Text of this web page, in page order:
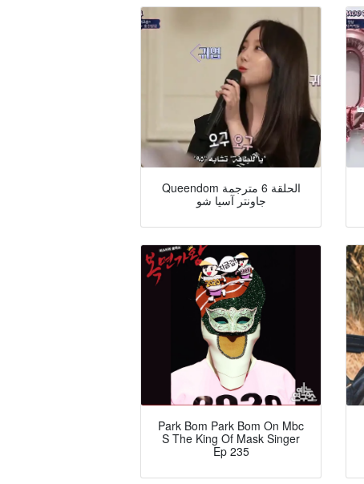
Queendom الحلقة 6 مترجمة
جاونتر آسيا شو
Park Bom Park Bom On Mbc
S The King Of Mask Singer
Ep 235